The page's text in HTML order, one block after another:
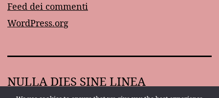
Feed dei commenti
WordPress.org
NULLA DIES SINE LINEA